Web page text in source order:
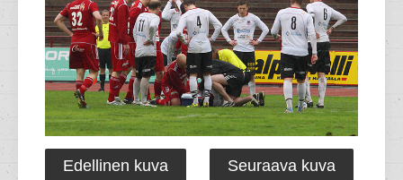
Edellinen kuva Seuraava kuva